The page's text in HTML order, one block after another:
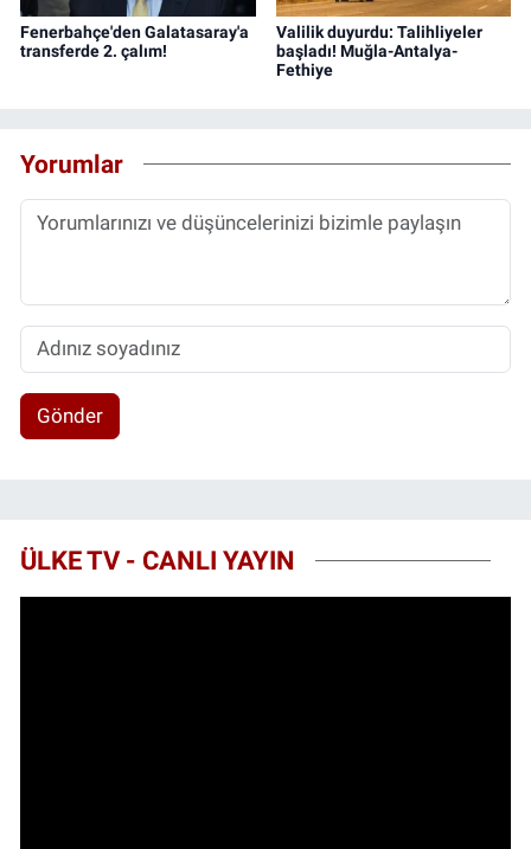
Fenerbahçe'den Galatasaray'a
transferde 2. çalım!
Valilik duyurdu: Talihliyeler
başladı! Muğla-Antalya-
Fethiye
Yorumlar
Gönder
ÜLKE TV - CANLI YAYIN